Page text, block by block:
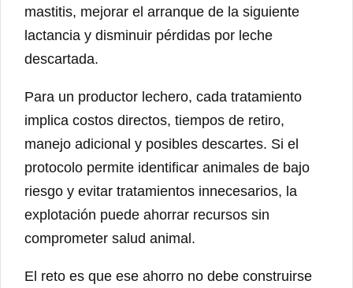
mastitis, mejorar el arranque de la siguiente
lactancia y disminuir pérdidas por leche
descartada.
Para un productor lechero, cada tratamiento
implica costos directos, tiempos de retiro,
manejo adicional y posibles descartes. Si el
protocolo permite identificar animales de bajo
riesgo y evitar tratamientos innecesarios, la
explotación puede ahorrar recursos sin
comprometer salud animal.
El reto es que ese ahorro no debe construirse